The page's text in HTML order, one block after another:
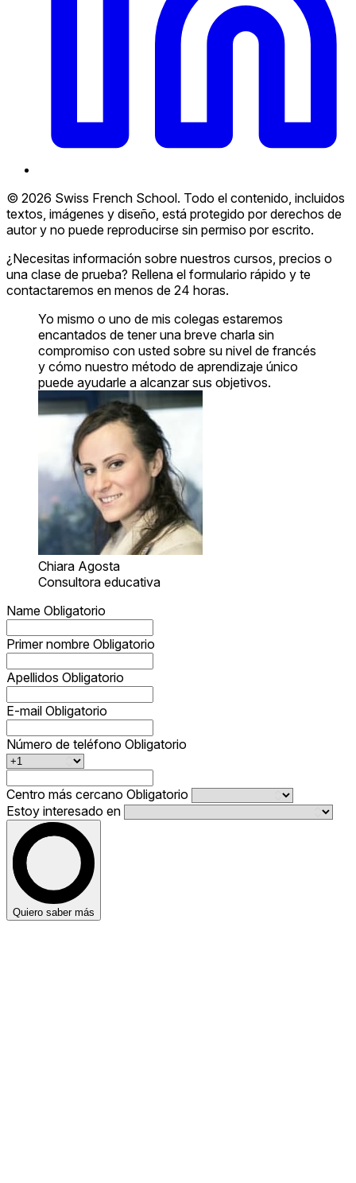
© 2026 Swiss French School. Todo el contenido, incluidos
textos, imágenes y diseño, está protegido por derechos de
autor y no puede reproducirse sin permiso por escrito.
¿Necesitas información sobre nuestros cursos, precios o
una clase de prueba? Rellena el formulario rápido y te
contactaremos en menos de 24 horas.
Yo mismo o uno de mis colegas estaremos
encantados de tener una breve charla sin
compromiso con usted sobre su nivel de francés
y cómo nuestro método de aprendizaje único
puede ayudarle a alcanzar sus objetivos.
Chiara Agosta
Consultora educativa
Name Obligatorio
Primer nombre Obligatorio
Apellidos Obligatorio
E-mail Obligatorio
Número de teléfono Obligatorio
Centro más cercano Obligatorio
Estoy interesado en
Quiero saber más